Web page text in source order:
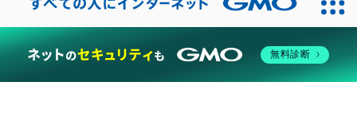
無料診断